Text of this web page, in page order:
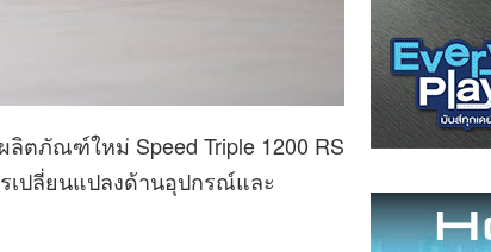
ลิตภัณฑ์ใหม่ Speed ​​Triple 1200 RS
เปลี่ยนแปลงด้านอุปกรณ์และ